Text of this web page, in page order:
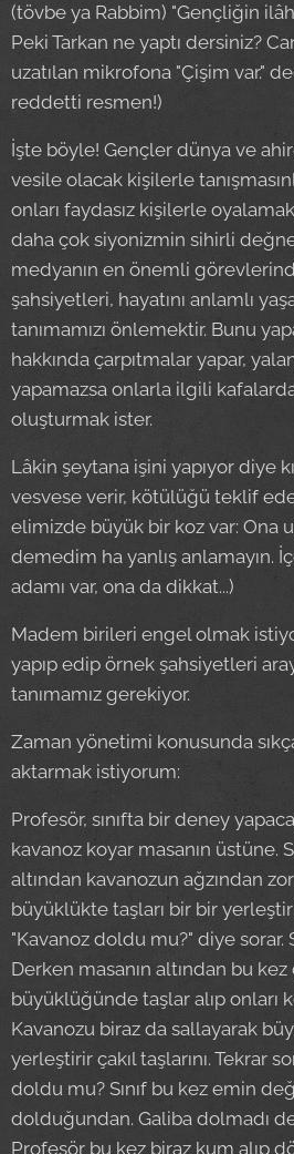
(tövbe ya Rabbim) "Gençliğin
Peki Tarkan ne yaptı dersiniz?
uzatılan mikrofona "Çişim var."
reddetti resmen!)
İşte böyle! Gençler dünya ve
vesile olacak kişilerle
onları faydasız kişilerle
daha çok siyonizmin sihirli
medyanın en önemli
şahsiyetleri, hayatını anlamlı
tanımamızı önlemektir. Bunu
hakkında çarpıtmalar yapar,
yapamazsa onlarla ilgili
oluşturmak ister.
Lâkin şeytana işini yapıyor diye
vesvese verir, kötülüğü teklif
elimizde büyük bir koz var: Ona
demedim ha yanlış anlamayın.
adamı var, ona da dikkat...)
Madem birileri engel olmak
yapıp edip örnek şahsiyetleri
tanımamız gerekiyor.
Zaman yönetimi konusunda
aktarmak istiyorum:
Profesör, sınıfta bir deney
kavanoz koyar masanın üstüne.
altından kavanozun ağzından
büyüklükte taşları bir bir
"Kavanoz doldu mu?" diye sorar.
Derken masanın altından bu kez
büyüklüğünde taşlar alıp onları
Kavanozu biraz da sallayarak
yerleştirir çakıl taşlarını. Tekrar
doldu mu? Sınıf bu kez emin
dolduğundan. Galiba dolmadı
Profesör bu kez biraz kum alıp